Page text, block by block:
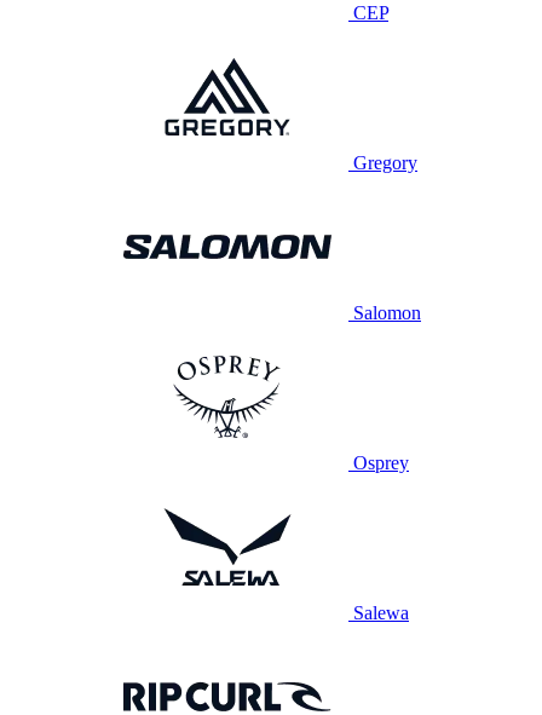
CEP
Gregory
Salomon
Osprey
Salewa